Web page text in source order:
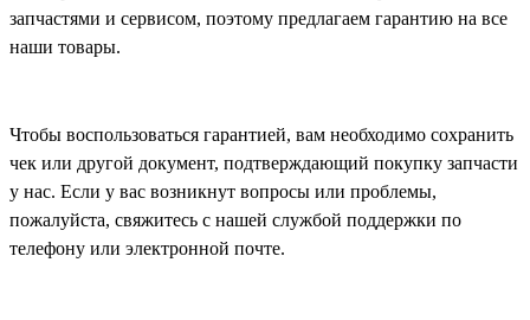
запчастями и сервисом, поэтому предлагаем гарантию на все
наши товары.
Чтобы воспользоваться гарантией, вам необходимо сохранить
чек или другой документ, подтверждающий покупку запчасти
у нас. Если у вас возникнут вопросы или проблемы,
пожалуйста, свяжитесь с нашей службой поддержки по
телефону или электронной почте.